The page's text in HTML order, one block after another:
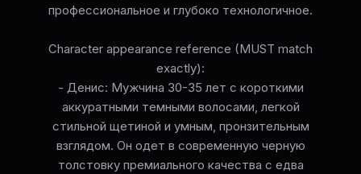
профессиональное и глубоко технологичное.
Character appearance reference (MUST match
exactly):
- Денис: Мужчина 30-35 лет с короткими
аккуратными темными волосами, легкой
стильной щетиной и умным, пронзительным
взглядом. Он одет в современную черную
толстовку премиального качества с едва